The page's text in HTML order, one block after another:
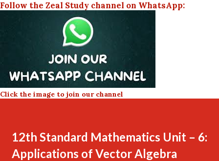
Follow the Zeal Study channel on WhatsApp:
Click the image to join our channel
12th Standard Mathematics Unit – 6:
Applications of Vector Algebra